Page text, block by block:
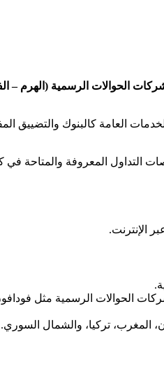
الحوالات الرسمية (الهرم –
العامة كالبنوك والتضييق
التداول المعروفة والمتاحة في
الإنترنت.
الحوالات الرسمية مثل
المغرب، تركيا، والشمال السوري.